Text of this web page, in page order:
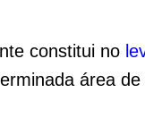
constitui no
área de